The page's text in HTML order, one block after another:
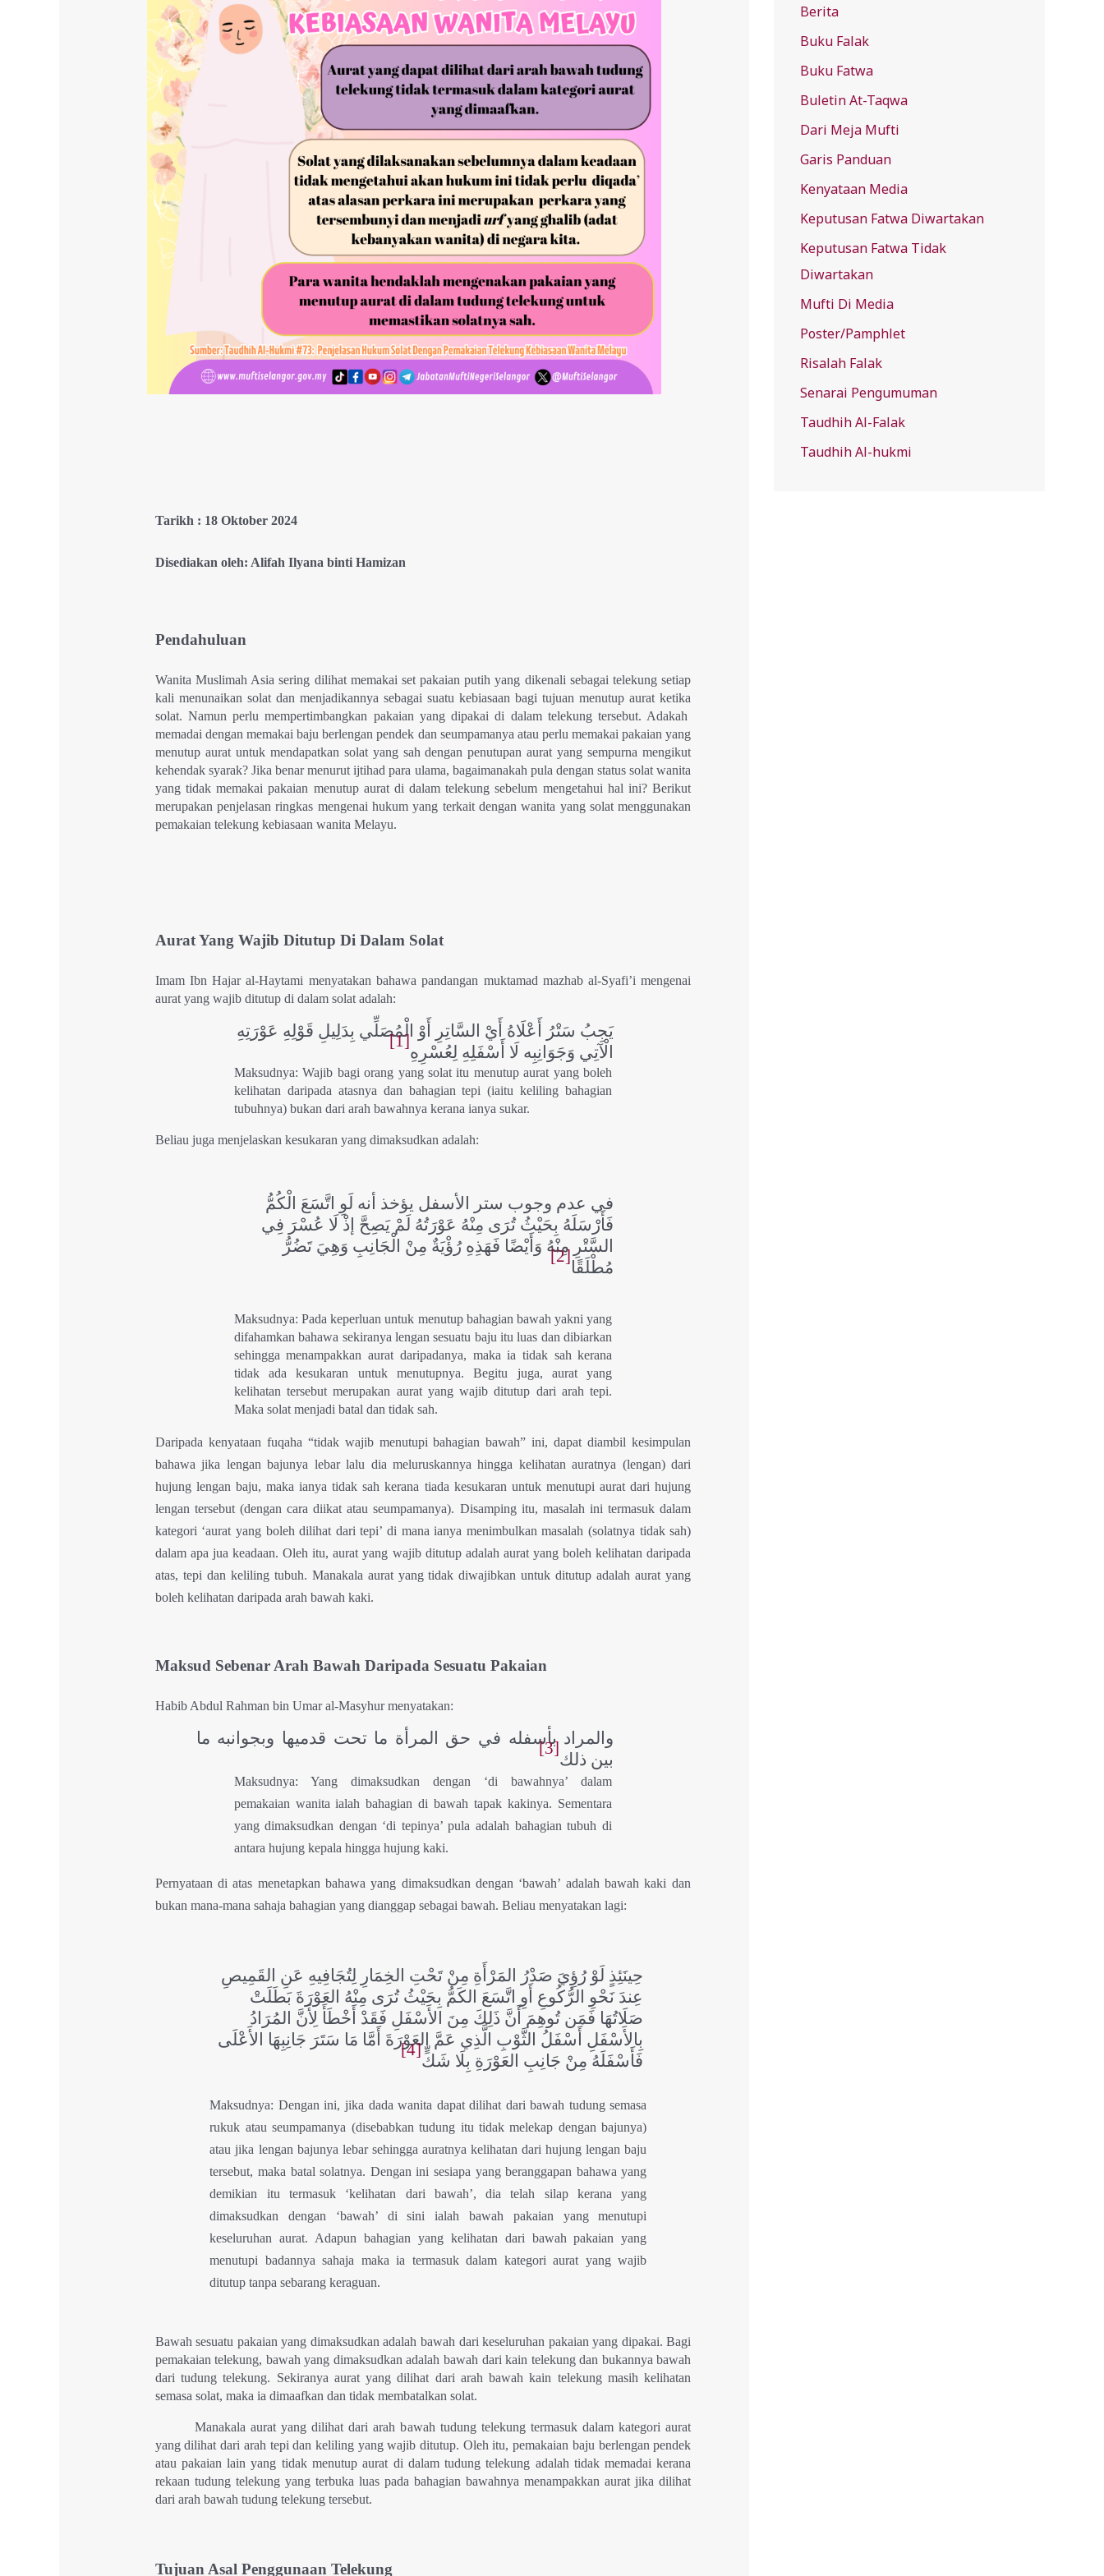
Tarikh : 18 Oktober 2024
Disediakan oleh: Alifah Ilyana binti Hamizan
Pendahuluan
Wanita Muslimah Asia sering dilihat memakai set pakaian putih yang dikenali sebagai telekung setiap
kali menunaikan solat dan menjadikannya sebagai suatu kebiasaan bagi tujuan menutup aurat ketika
solat. Namun perlu mempertimbangkan pakaian yang dipakai di dalam telekung tersebut. Adakah
memadai dengan memakai baju berlengan pendek dan seumpamanya atau perlu memakai pakaian yang
menutup aurat untuk mendapatkan solat yang sah dengan penutupan aurat yang sempurna mengikut
kehendak syarak? Jika benar menurut ijtihad para ulama, bagaimanakah pula dengan status solat wanita
yang tidak memakai pakaian menutup aurat di dalam telekung sebelum mengetahui hal ini? Berikut
merupakan penjelasan ringkas mengenai hukum yang terkait dengan wanita yang solat menggunakan
pemakaian telekung kebiasaan wanita Melayu.
Aurat Yang Wajib Ditutup Di Dalam Solat
Imam Ibn Hajar al-Haytami menyatakan bahawa pandangan muktamad mazhab al-Syafi’i mengenai
aurat yang wajib ditutup di dalam solat adalah:
يَجِبُ سَتْرُ أَعْلَاهُ أَيْ السَّاتِرِ أَوْ الْمُصَلِّي بِدَلِيلِ قَوْلِهِ عَوْرَتِهِ
الْآتِي وَجَوَانِبِه لَا أَسْفَلِهِ لِعُسْرِهِ
[1]
Maksudnya: Wajib bagi orang yang solat itu menutup aurat yang boleh
kelihatan daripada atasnya dan bahagian tepi (iaitu keliling bahagian
tubuhnya) bukan dari arah bawahnya kerana ianya sukar.
Beliau juga menjelaskan kesukaran yang dimaksudkan adalah:
في عدم وجوب ستر الأسفل يؤخذ أنه لَوِ اتَّسَعَ الْكُمُّ
فَأَرْسَلَهُ بِحَيْثُ تُرَى مِنْهُ عَوْرَتُهُ لَمْ يَصِحَّ إذْ لَا عُسْرَ فِي
السَّتْرِ مِنْهُ وَأَيْضًا فَهَذِهِ رُؤْيَةٌ مِنْ الْجَانِبِ وَهِيَ تَضُرُّ
مُطْلَقًا
[2]
Maksudnya: Pada keperluan untuk menutup bahagian bawah yakni yang
difahamkan bahawa sekiranya lengan sesuatu baju itu luas dan dibiarkan
sehingga menampakkan aurat daripadanya, maka ia tidak sah kerana
tidak ada kesukaran untuk menutupnya. Begitu juga, aurat yang
kelihatan tersebut merupakan aurat yang wajib ditutup dari arah tepi.
Maka solat menjadi batal dan tidak sah.
Daripada kenyataan fuqaha “tidak wajib menutupi bahagian bawah” ini, dapat diambil kesimpulan
bahawa jika lengan bajunya lebar lalu dia meluruskannya hingga kelihatan auratnya (lengan) dari
hujung lengan baju, maka ianya tidak sah kerana tiada kesukaran untuk menutupi aurat dari hujung
lengan tersebut (dengan cara diikat atau seumpamanya). Disamping itu, masalah ini termasuk dalam
kategori ‘aurat yang boleh dilihat dari tepi’ di mana ianya menimbulkan masalah (solatnya tidak sah)
dalam apa jua keadaan. Oleh itu, aurat yang wajib ditutup adalah aurat yang boleh kelihatan daripada
atas, tepi dan keliling tubuh. Manakala aurat yang tidak diwajibkan untuk ditutup adalah aurat yang
boleh kelihatan daripada arah bawah kaki.
Maksud Sebenar Arah Bawah Daripada Sesuatu Pakaian
Habib Abdul Rahman bin Umar al-Masyhur menyatakan:
والمراد بأسفله في حق المرأة ما تحت قدميها وبجوانبه ما
بين ذلك
[3]
Maksudnya: Yang dimaksudkan dengan ‘di bawahnya’ dalam
pemakaian wanita ialah bahagian di bawah tapak kakinya. Sementara
yang dimaksudkan dengan ‘di tepinya’ pula adalah bahagian tubuh di
antara hujung kepala hingga hujung kaki.
Pernyataan di atas menetapkan bahawa yang dimaksudkan dengan ‘bawah’ adalah bawah kaki dan
bukan mana-mana sahaja bahagian yang dianggap sebagai bawah. Beliau menyatakan lagi:
حِينَئِذٍ لَوْ رُؤِيَ صَدْرُ المَرْأَةِ مِنْ تَحْتِ الخِمَارِ لِتُجَافِيهِ عَنِ القَمِيصِ
عِندَ نَحْوِ الرُّكُوعِ أَوِ اتَّسَعَ الكَمُّ بِحَيْثُ تُرَى مِنْهُ العَوْرَةَ بَطَلَتْ
صَلَاتُهَا فَمَن تُوهِمَ أَنَّ ذَلِكَ مِنَ الأَسْفَلِ فَقَدْ أَخْطَأَ لِأَنَّ المُرَادُ
بِالأَسْفَلِ أَسْفَلُ الثَّوْبِ الَّذِي عَمَّ العَوْرَةَ أَمَّا مَا سَتَرَ جَانِبِهَا الأَعْلَى
فَأَسْفَلَهُ مِنْ جَانِبِ العَوْرَةِ بِلَا شَكٍّ
[4]
Maksudnya: Dengan ini, jika dada wanita dapat dilihat dari bawah tudung semasa
rukuk atau seumpamanya (disebabkan tudung itu tidak melekap dengan bajunya)
atau jika lengan bajunya lebar sehingga auratnya kelihatan dari hujung lengan baju
tersebut, maka batal solatnya. Dengan ini sesiapa yang beranggapan bahawa yang
demikian itu termasuk ‘kelihatan dari bawah’, dia telah silap kerana yang
dimaksudkan dengan ‘bawah’ di sini ialah bawah pakaian yang menutupi
keseluruhan aurat. Adapun bahagian yang kelihatan dari bawah pakaian yang
menutupi badannya sahaja maka ia termasuk dalam kategori aurat yang wajib
ditutup tanpa sebarang keraguan.
Bawah sesuatu pakaian yang dimaksudkan adalah bawah dari keseluruhan pakaian yang dipakai. Bagi
pemakaian telekung, bawah yang dimaksudkan adalah bawah dari kain telekung dan bukannya bawah
dari tudung telekung. Sekiranya aurat yang dilihat dari arah bawah kain telekung masih kelihatan
semasa solat, maka ia dimaafkan dan tidak membatalkan solat.
Manakala aurat yang dilihat dari arah bawah tudung telekung termasuk dalam kategori aurat
yang dilihat dari arah tepi dan keliling yang wajib ditutup. Oleh itu, pemakaian baju berlengan pendek
atau pakaian lain yang tidak menutup aurat di dalam tudung telekung adalah tidak memadai kerana
rekaan tudung telekung yang terbuka luas pada bahagian bawahnya menampakkan aurat jika dilihat
dari arah bawah tudung telekung tersebut.
Tujuan Asal Penggunaan Telekung
f
o
r
:
Berita
Buku Falak
Buku Fatwa
Buletin At-Taqwa
Dari Meja Mufti
Garis Panduan
Kenyataan Media
Keputusan Fatwa Diwartakan
Keputusan Fatwa Tidak
Diwartakan
Mufti Di Media
Poster/Pamphlet
Risalah Falak
Senarai Pengumuman
Taudhih Al-Falak
Taudhih Al-hukmi